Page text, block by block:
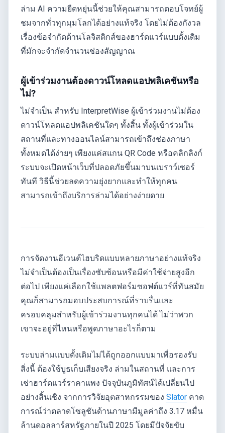
ล่าม AI ความยืดหยุ่นนี้ช่วยให้คุณสามารถตอบโจทย์ผู้
ชมจากทั่วทุกมุมโลกได้อย่างแท้จริง โดยไม่ต้องกังวล
เรื่องข้อจำกัดด้านโลจิสติกส์ของฮาร์ดแวร์แบบดั้งเดิม
ที่มักจะจำกัดจำนวนช่องสัญญาณ
ผู้เข้าร่วมงานต้องดาวน์โหลดแอปพลิเคชันหรือ
ไม่?
ไม่จำเป็น สำหรับ InterpretWise ผู้เข้าร่วมงานไม่ต้อง
ดาวน์โหลดแอปพลิเคชันใดๆ ทั้งสิ้น ทั้งผู้เข้าร่วมใน
สถานที่และทางออนไลน์สามารถเข้าถึงช่องภาษา
ทั้งหมดได้ง่ายๆ เพียงแค่สแกน QR Code หรือคลิกลิงก์
ระบบจะเปิดหน้าเว็บที่ปลอดภัยขึ้นมาบนเบราว์เซอร์
ทันที วิธีนี้ช่วยลดความยุ่งยากและทำให้ทุกคน
สามารถเข้าถึงบริการล่ามได้อย่างง่ายดาย
การจัดงานอีเวนต์ไฮบริดแบบหลายภาษาอย่างแท้จริง
ไม่จำเป็นต้องเป็นเรื่องซับซ้อนหรือมีค่าใช้จ่ายสูงอีก
ต่อไป เพียงแค่เลือกใช้แพลตฟอร์มซอฟต์แวร์ที่ทันสมัย
คุณก็สามารถมอบประสบการณ์ที่ราบรื่นและ
ครอบคลุมสำหรับผู้เข้าร่วมงานทุกคนได้ ไม่ว่าพวก
เขาจะอยู่ที่ไหนหรือพูดภาษาอะไรก็ตาม
ระบบล่ามแบบดั้งเดิมไม่ได้ถูกออกแบบมาเพื่อรองรับ
สิ่งนี้ ต้องใช้บูธเก็บเสียงจริง ล่ามในสถานที่ และการ
เช่าฮาร์ดแวร์ราคาแพง ปัจจุบันภูมิทัศน์ได้เปลี่ยนไป
อย่างสิ้นเชิง จากการวิจัยอุตสาหกรรมของ Slator คาด
การณ์ว่าตลาดโซลูชันด้านภาษามีมูลค่าถึง 3.17 หมื่น
ล้านดอลลาร์สหรัฐภายในปี 2025 โดยมีปัจจัยขับ